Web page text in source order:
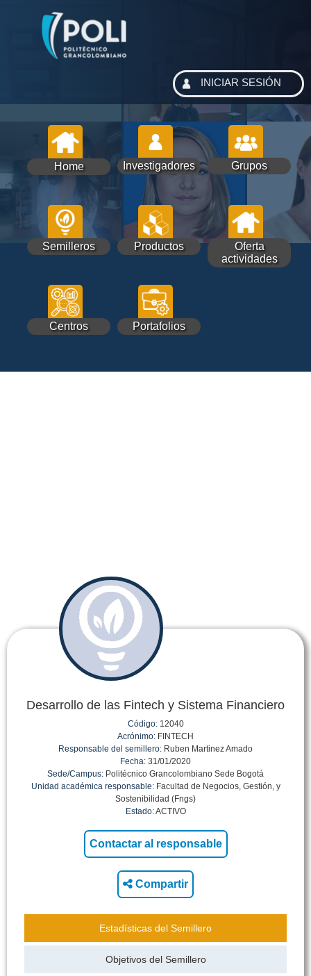
Home Investigadores Grupos
Semilleros Productos
Oferta
actividades
Centros Portafolios
INICIAR SESIÓN
Desarrollo de las Fintech y Sistema Financiero
Código:12040
Acrónimo: FINTECH
Responsable del semillero: Ruben Martinez Amado
Fecha: 31/01/2020
Sede/Campus: Politécnico Grancolombiano Sede Bogotá
Unidad académica responsable:Facultad de Negocios, Gestión, y
Sostenibilidad (Fngs)
Estado:ACTIVO
Compartir
Estadísticas del Semillero
Objetivos del Semillero